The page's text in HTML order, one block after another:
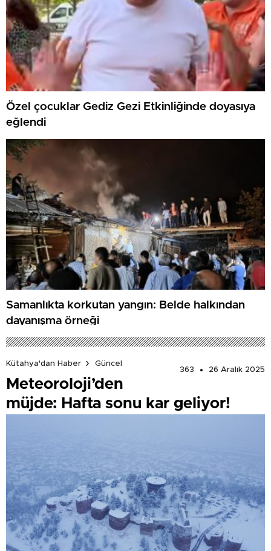
Özel çocuklar Gediz Gezi Etkinliğinde doyasıya
eğlendi
Samanlıkta korkutan yangın: Belde halkından
dayanışma örneği
Kütahya'dan Haber
Güncel
363
26 Aralık 2025
Meteoroloji’den
müjde: Hafta sonu kar geliyor!